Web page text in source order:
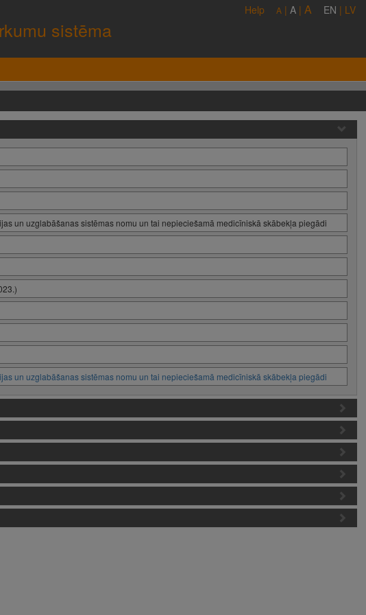
sistēma
Help A | A | A EN | LV
un uzglabāšanas sistēmas nomu un tai nepieciešamā medicīniskā skābekļa piegādi
un uzglabāšanas sistēmas nomu un tai nepieciešamā medicīniskā skābekļa piegādi